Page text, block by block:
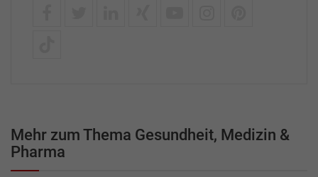
Mehr zum Thema Gesundheit, Medizin &
Pharma